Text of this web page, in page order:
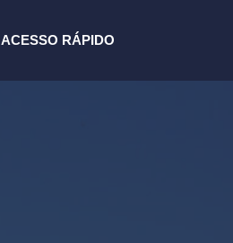
ACESSO RÁPIDO